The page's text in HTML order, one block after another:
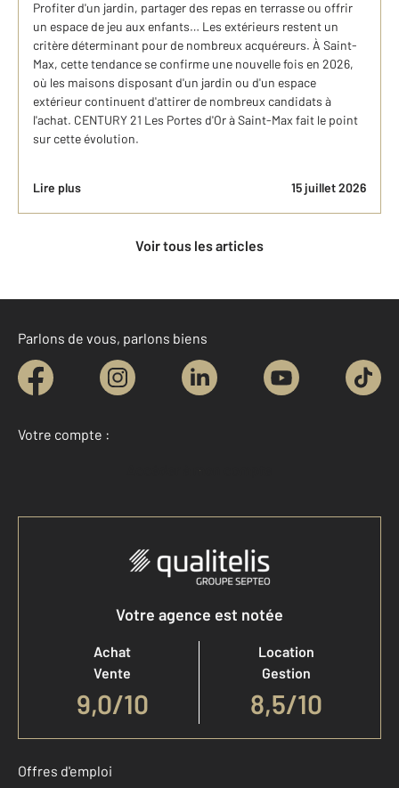
Profiter d'un jardin, partager des repas en terrasse ou offrir
un espace de jeu aux enfants… Les extérieurs restent un
critère déterminant pour de nombreux acquéreurs. À Saint-
Max, cette tendance se confirme une nouvelle fois en 2026,
où les maisons disposant d'un jardin ou d'un espace
extérieur continuent d'attirer de nombreux candidats à
l'achat. CENTURY 21 Les Portes d'Or à Saint-Max fait le point
sur cette évolution.
Lire plus 15 juillet 2026
Voir tous les articles
Parlons de vous, parlons biens
Votre compte :
Accéder à mon compte
Votre agence est notée
Achat
Vente
9,0/10
Location
Gestion
8,5/10
Offres d'emploi